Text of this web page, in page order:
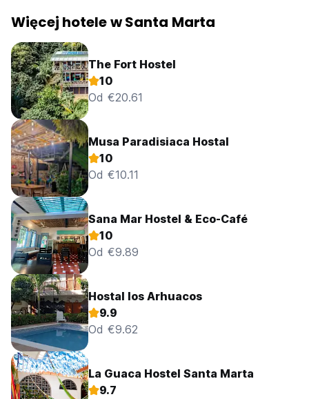
Więcej hotele w Santa Marta
The Fort Hostel
10
Od €20.61
Musa Paradisiaca Hostal
10
Od €10.11
Sana Mar Hostel & Eco-Café
10
Od €9.89
Hostal los Arhuacos
9.9
Od €9.62
La Guaca Hostel Santa Marta
9.7